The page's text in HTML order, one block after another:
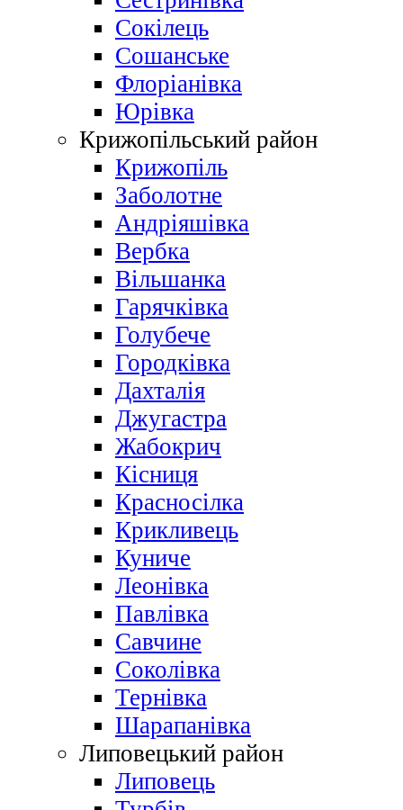
Сокілець
Сошанське
Флоріанівка
Юрівка
Крижопільський район
Крижопіль
Заболотне
Андріяшівка
Вербка
Вільшанка
Гарячківка
Голубече
Городківка
Дахталія
Джугастра
Жабокрич
Кісниця
Красносілка
Крикливець
Куниче
Леонівка
Павлівка
Савчине
Соколівка
Тернівка
Шарапанівка
Липовецький район
Липовець